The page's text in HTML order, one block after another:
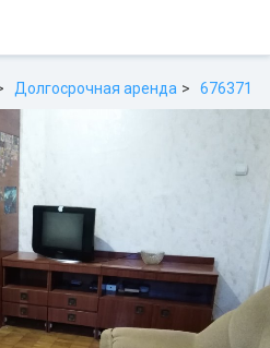
Долгосрочная аренда 676371